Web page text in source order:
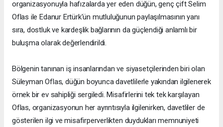
organizasyonuyla hafızalarda yer eden düğün, genç çift Selim
Oflas ile Edanur Ertürk'ün mutluluğunun paylaşılmasının yanı
sıra, dostluk ve kardeşlik bağlarının da güçlendiği anlamlı bir
buluşma olarak değerlendirildi.
Bölgenin tanınan iş insanlarından ve siyasetçilerinden biri olan
Süleyman Oflas, düğün boyunca davetlilerle yakından ilgilenerek
örnek bir ev sahipliği sergiledi. Misafirlerini tek tek karşılayan
Oflas, organizasyonun her ayrıntısıyla ilgilenirken, davetliler de
gösterilen ilgi ve misafirperverlikten duydukları memnuniyeti